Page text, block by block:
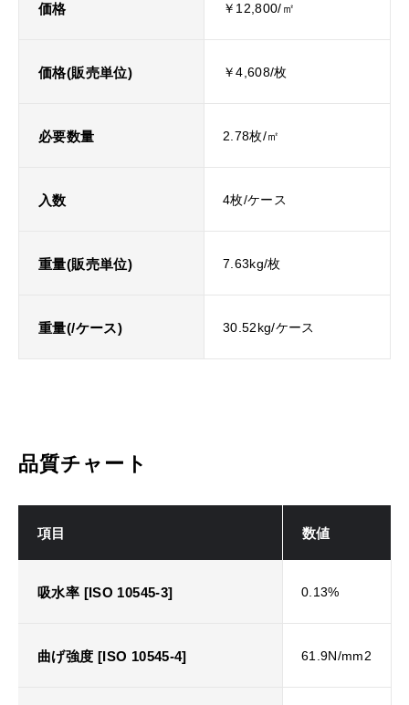
価格 ￥12,800/㎡
価格(販売単位) ￥4,608/枚
必要数量 2.78枚/㎡
入数 4枚/ケース
重量(販売単位) 7.63kg/枚
重量(/ケース) 30.52kg/ケース
品質チャート
項目 数値
吸水率 [ISO 10545-3] 0.13%
曲げ強度 [ISO 10545-4] 61.9N/mm2